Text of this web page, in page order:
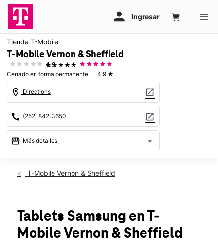
Tienda T-Mobile
T-Mobile Vernon & Sheffield
★★★★★
4.9
Cerrado en forma permanente 4.9 ★
location_on Directions open_in_new
call (252) 842-3650 open_in_new
storefront Más detalles arrow_drop_down
location_on
T-Mobile Vernon & Sheffield
Tablets Samsung en T-
MobileVernon & Sheffield